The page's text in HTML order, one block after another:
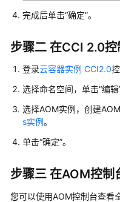
名
间
过
控
台
用
完成后单击“确定”。
步骤二 在CCI 2.0
登录云容器实例 CCI2.0
选择命名空间，单击“编辑
选择AOM实例，创建
s实例。
单击“确定”。
步骤三 在AOM控制
您可以使用AOM控制台查看